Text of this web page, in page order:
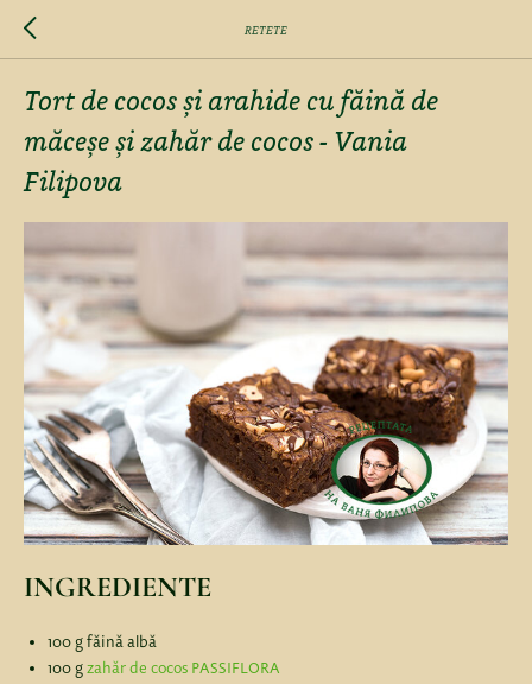
RETETE
Tort de cocos și arahide cu făină de
măceșe și zahăr de cocos - Vania
Filipova
INGREDIENTE
100 g făină albă
100 gzahăr de cocos PASSIFLORA